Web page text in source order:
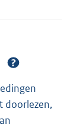
doorlezen,